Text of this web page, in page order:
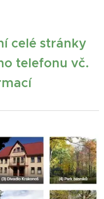
celé stránky
telefonu vč.